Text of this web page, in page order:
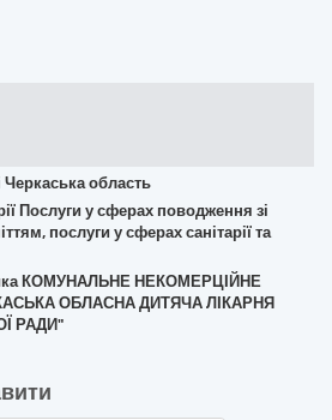
Черкаська область
Послуги у сферах поводження зі
послуги у сферах санітарії та
КОМУНАЛЬНЕ НЕКОМЕРЦІЙНЕ
ОБЛАСНА ДИТЯЧА ЛІКАРНЯ
РАДИ"